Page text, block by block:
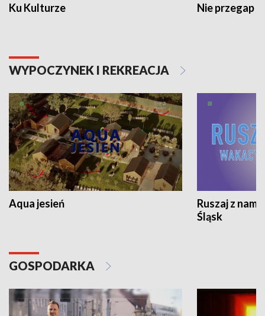
Ku Kulturze Nie przegap
WYPOCZYNEK I REKREACJA
Aqua jesień
Ruszaj z
Śląsk
GOSPODARKA